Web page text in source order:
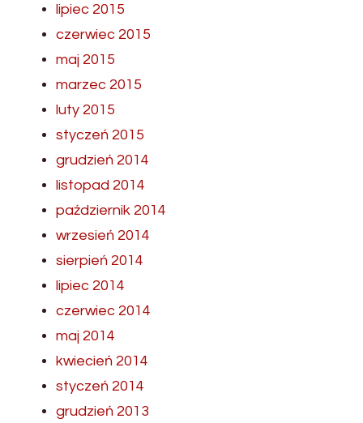
lipiec 2015
czerwiec 2015
maj 2015
marzec 2015
luty 2015
styczeń 2015
grudzień 2014
listopad 2014
październik 2014
wrzesień 2014
sierpień 2014
lipiec 2014
czerwiec 2014
maj 2014
kwiecień 2014
styczeń 2014
grudzień 2013